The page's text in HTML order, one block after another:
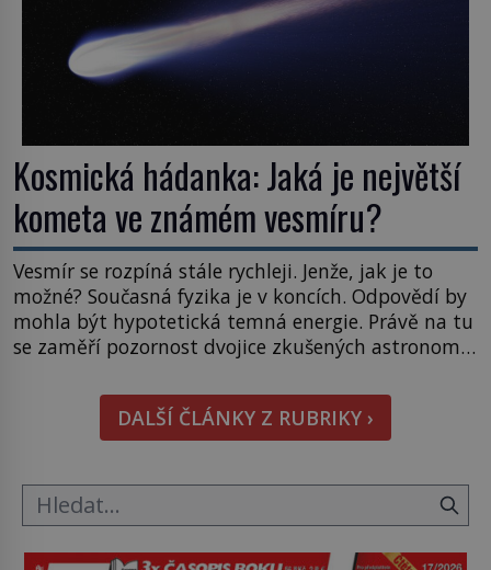
Kosmická hádanka: Jaká je největší
kometa ve známém vesmíru?
Vesmír se rozpíná stále rychleji. Jenže, jak je to
možné? Současná fyzika je v koncích. Odpovědí by
mohla být hypotetická temná energie. Právě na tu
se zaměří pozornost dvojice zkušených astronomů.
hmatatelnějšího. Naprosto rekordní kometu!
Astronomové Pedro Bernardinelli a Gary Bernstein
mravenčí prací zkoumají archivní snímky v rámci
DALŠÍ ČLÁNKY Z RUBRIKY ›